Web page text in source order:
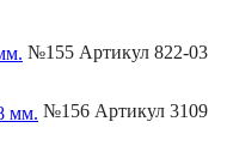
№155 Артикул 822-03
№156 Артикул 3109